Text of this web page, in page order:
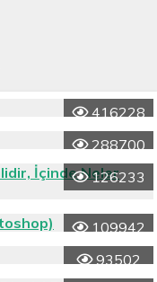
416228
288700
126233
109942
93502